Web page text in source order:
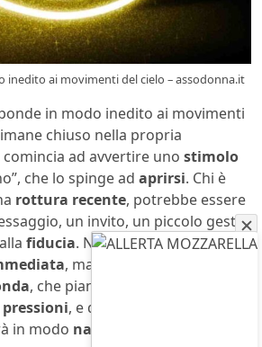
inedito ai movimenti del cielo – assodonna.it
in modo inedito ai movimenti
chiuso nella propria
comincia ad avvertire uno stimolo
che lo spinge ad aprirsi. Chi è
rottura recente, potrebbe essere
un invito, un piccolo gesto
fiducia. Non è detto che si tratti
, ma si attiva una
, che pian piano si farà spazio. Il
pressioni, e questa volta non ne
in modo naturale